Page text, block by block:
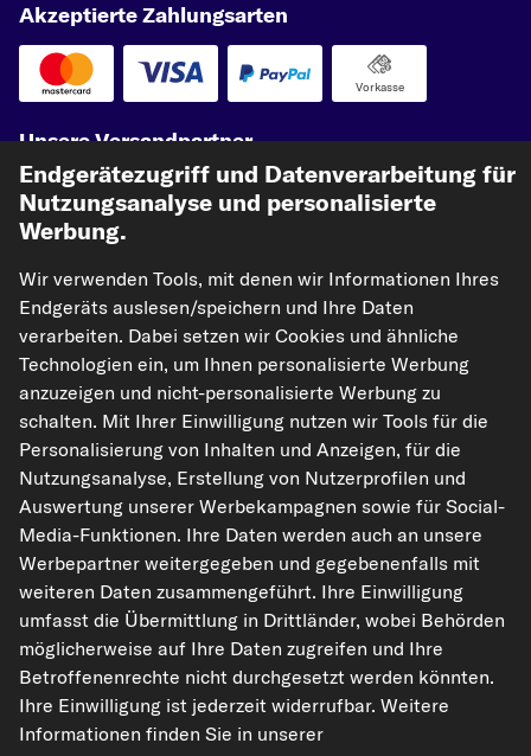
Akzeptierte Zahlungsarten
Vorkasse
Unsere Versandpartner
kfzteile24.de carpardoo.nl
carpardoo.fr
carpardoo.dk
Die hier dargestellten Daten, insbesondere die gesamte Datenbank, dürfen
nicht vervielfältigt werden. Die Vervielfältigung und Verbreitung der Daten und
der Datenbank ohne vorherige Einwilligung von TecAlliance und/oder die
Einbeziehung Dritter in solche Aktivitäten ist streng verboten. Jegliche
unautorisierte Nutzung von Inhalten stellt eine Verletzung des Urheberrechts
dar und kann rechtliche Schritte nach sich ziehen.
Vertrag widerrufen
Endgerätezugriff und Datenverarbeitung für
Nutzungsanalyse und personalisierte
Werbung.
Wir verwenden Tools, mit denen wir Informationen Ihres
Endgeräts auslesen/speichern und Ihre Daten
verarbeiten. Dabei setzen wir Cookies und ähnliche
Technologien ein, um Ihnen personalisierte Werbung
anzuzeigen und nicht-personalisierte Werbung zu
schalten. Mit Ihrer Einwilligung nutzen wir Tools für die
Personalisierung von Inhalten und Anzeigen, für die
Nutzungsanalyse, Erstellung von Nutzerprofilen und
Auswertung unserer Werbekampagnen sowie für Social-
Media-Funktionen. Ihre Daten werden auch an unsere
Werbepartner weitergegeben und gegebenenfalls mit
weiteren Daten zusammengeführt. Ihre Einwilligung
umfasst die Übermittlung in Drittländer, wobei Behörden
möglicherweise auf Ihre Daten zugreifen und Ihre
Betroffenenrechte nicht durchgesetzt werden könnten.
Ihre Einwilligung ist jederzeit widerrufbar. Weitere
Informationen finden Sie in unserer